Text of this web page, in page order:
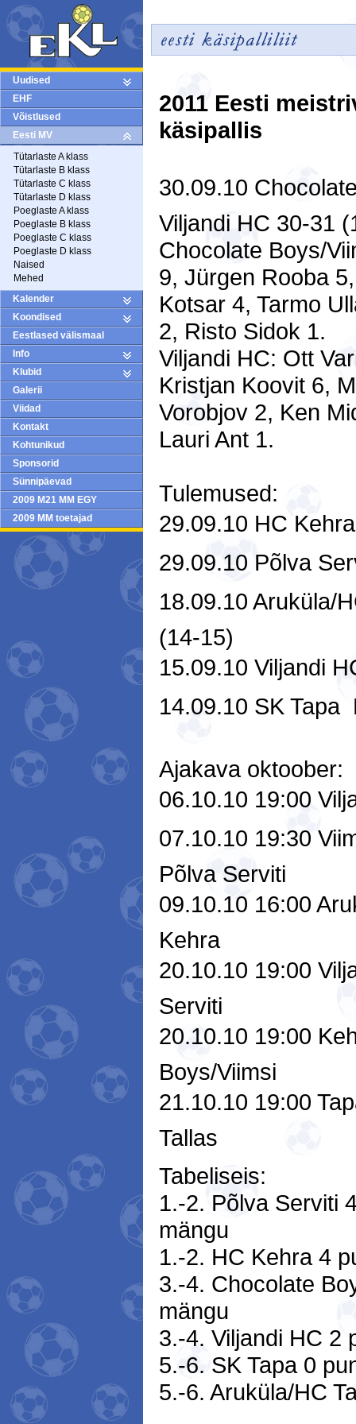
Uudised
EHF
Võistlused
Eesti MV
Tütarlaste A klass
Tütarlaste B klass
Tütarlaste C klass
Tütarlaste D klass
Poeglaste A klass
Poeglaste B klass
Poeglaste C klass
Poeglaste D klass
Naised
Mehed
Kalender
Koondised
Eestlased välismaal
Info
Klubid
Galerii
Viidad
Kontakt
Kohtunikud
Sponsorid
Sünnipäevad
2009 M21 MM EGY
2009 MM toetajad
2011 Eesti
käsipallis
30.09.10
Viljandi HC 30-31
Chocolate Boys/
9, Jürgen Rooba
Kotsar 4, Tarmo
2, Risto Sidok 1.
Viljandi HC: Ott
Kristjan Koovit 6,
Vorobjov 2, Ken
Lauri Ant 1.
Tulemused:
29.09.10 HC
29.09.10 Põlva
18.09.10 Aruküla/
(14-
15.09.10 Viljandi
14.09.10 SK Tapa
Ajakava oktoober:
06.10.10 19:00
07.10.10 19:30
Põlva Serviti
09.10.10 16:00
Kehra
20.10.10 19:00
Serviti
20.10.10 19:00
Boys/Viimsi
21.10.10 19:00
Tallas
Tabeliseis:
1.-2. Põlva Serviti
1.-2. HC Kehra 4
3.-4. Chocolate
3.-4. Viljandi HC 2
5.-6. SK Tapa 0
5.-6. Aruküla/HC